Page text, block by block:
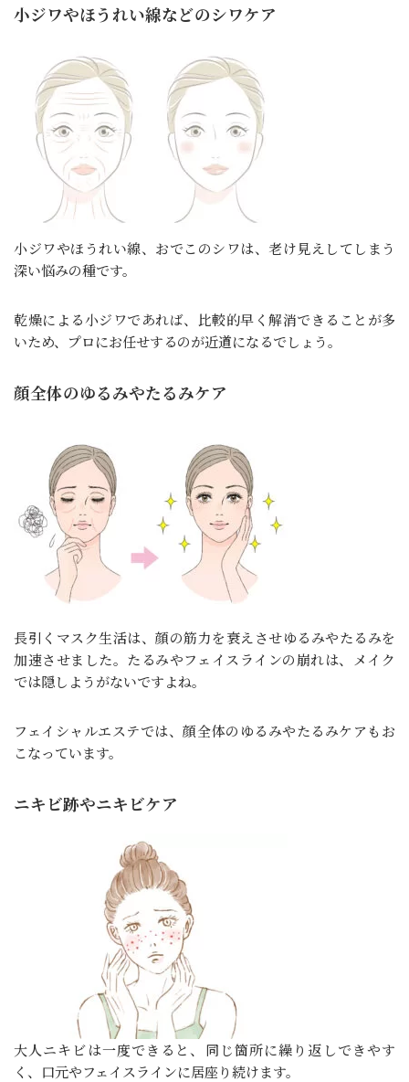
小ジワやほうれい線などのシワケア
小ジワやほうれい線、おでこのシワは、老け見えしてしまう
深い悩みの種です。
乾燥による小ジワであれば、比較的早く解消できることが多
いため、プロにお任せするのが近道になるでしょう。
顔全体のゆるみやたるみケア
長引くマスク生活は、顔の筋力を衰えさせゆるみやたるみを
加速させました。たるみやフェイスラインの崩れは、メイク
では隠しようがないですよね。
フェイシャルエステでは、顔全体のゆるみやたるみケアもお
こなっています。
ニキビ跡やニキビケア
大人ニキビは一度できると、同じ箇所に繰り返しできやす
く、口元やフェイスラインに居座り続けます。